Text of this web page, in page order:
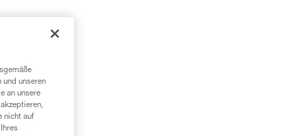
und unseren
an unsere
nicht auf